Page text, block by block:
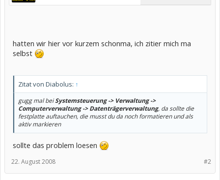
hatten wir hier vor kurzem schonma, ich zitier mich ma
selbst
Zitat von Diabolus: ↑
gugg mal beiSystemsteuerung -> Verwaltung ->
Computerverwaltung -> Datenträgerverwaltung, da sollte die
festplatte auftauchen, die musst du da noch formatieren und als
aktiv markieren
sollte das problem loesen
#2
22. August 2008